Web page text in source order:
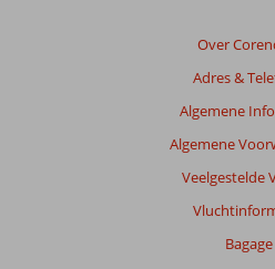
Over
Adres &
Algemene
Algemene
Veelgestelde
Bagage